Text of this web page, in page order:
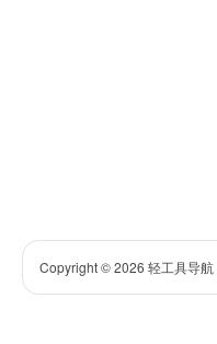
Copyright © 2026 轻工具导航